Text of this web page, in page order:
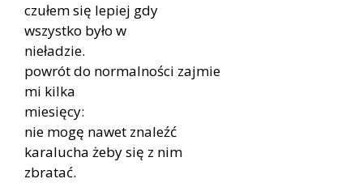
czułem się lepiej gdy
wszystko było w
nieładzie.
powrót do normalności zajmie
mi kilka
miesięcy:
nie mogę nawet znaleźć
karalucha żeby się z nim
zbratać.